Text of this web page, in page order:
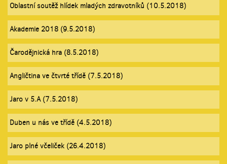
Oblastní soutěž hlídek mladých zdravotníků (10.5.2018)
Akademie 2018 (9.5.2018)
Čarodějnická hra (8.5.2018)
Angličtina ve čtvrté třídě (7.5.2018)
Jaro v 5.A (7.5.2018)
Duben u nás ve třídě (4.5.2018)
Jaro plné včeliček (26.4.2018)